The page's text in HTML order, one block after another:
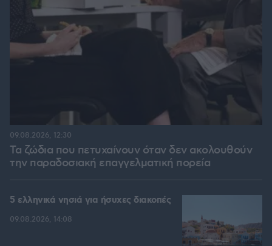
Τα ζώδια που πετυχαίνουν όταν δεν ακολουθούν
την παραδοσιακή επαγγελματική πορεία
09.08.2026, 12:30
5 ελληνικά νησιά για ήσυχες διακοπές
09.08.2026, 14:08